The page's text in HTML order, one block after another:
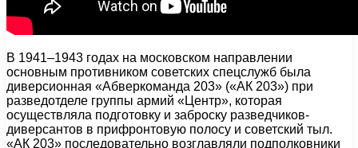
В 1941–1943 годах на московском направлении
основным противником советских спецслужб была
диверсионная «Абверкоманда 203» («АК 203») при
разведотделе группы армий «Центр», которая
осуществляла подготовку и заброску разведчиков-
диверсантов в прифронтовую полосу и советский тыл.
«АК 203» последовательно возглавляли подполковники